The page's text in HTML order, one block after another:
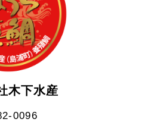
木下水産
0096